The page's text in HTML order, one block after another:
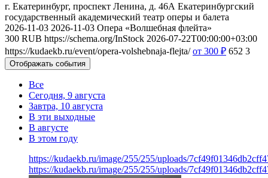
г. Екатеринбург, проспект Ленина, д. 46А Екатеринбургский
государственный академический театр оперы и балета
2026-11-03 2026-11-03 Опера «Волшебная флейта»
300 RUB https://schema.org/InStock 2026-07-22T00:00:00+03:00
https://kudaekb.ru/event/opera-volshebnaja-flejta/ от 300 ₽ 652 3
Отображать события
Все
Сегодня, 9 августа
Завтра, 10 августа
В эти выходные
В августе
В этом году
https://kudaekb.ru/image/255/255/uploads/
https://kudaekb.ru/image/255/255/uploads/